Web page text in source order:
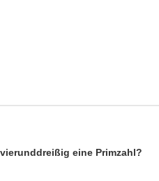
eine Primzahl?